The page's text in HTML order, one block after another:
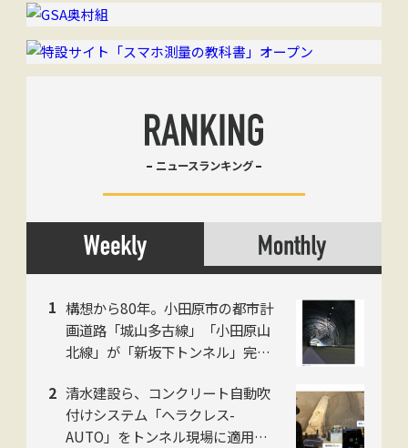
ニュースランキング
構想から80年。小田原市の都市計
画道路「城山多古線」「小田原山
北線」が「新坂下トンネル」完成
清水建設ら、コンクリート自動吹
付けシステム「ヘラクレス-
AUTO」をトンネル現場に適用。